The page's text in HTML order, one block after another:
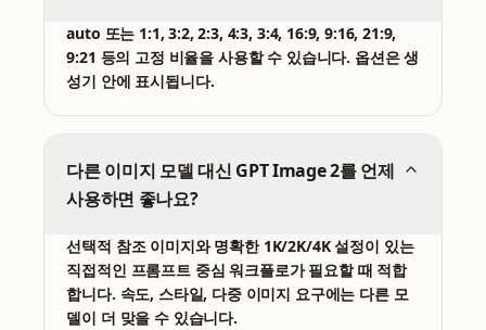
auto 또는 1:1, 3:2, 2:3, 4:3, 3:4, 16:9, 9:16, 21:9,
9:21 등의 고정 비율을 사용할 수 있습니다. 옵션은 생
성기 안에 표시됩니다.
다른 이미지 모델 대신 GPT Image 2를 언제
사용하면 좋나요?
선택적 참조 이미지와 명확한 1K/2K/4K 설정이 있는
직접적인 프롬프트 중심 워크플로가 필요할 때 적합
합니다. 속도, 스타일, 다중 이미지 요구에는 다른 모
델이 더 맞을 수 있습니다.